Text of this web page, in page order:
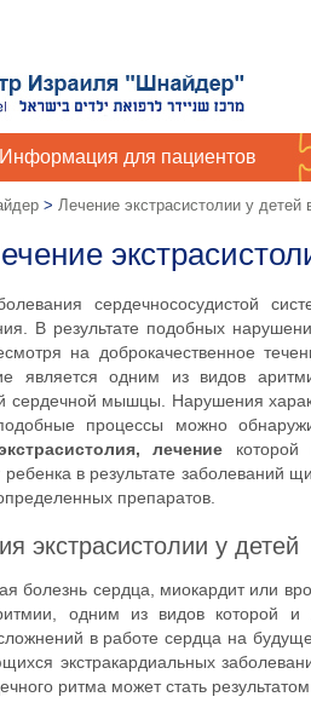
Информация для пациентов
> Лечение экстрасистолии у детей
сердечнососудистой
В результате подобных
на доброкачественное
является одним из видов
сердечной мышцы. Нарушения
процессы можно
лечение
ребенка в результате заболеваний
препаратов.
экстрасистолии у детей
болезнь сердца, миокардит или
одним из видов которой и
в работе сердца на
экстракардиальных
ритма может стать